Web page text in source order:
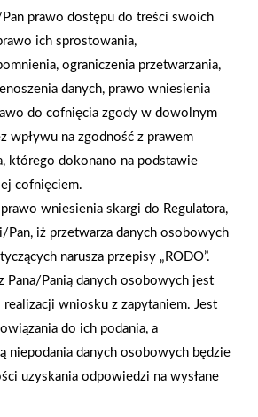
PSB
Zakupy w systemie
Pan prawo dostępu do treści swoich
ich sprostowania,
ograniczenia przetwarzania,
danych, prawo wniesienia
do cofnięcia zgody w dowolnym
wpływu na zgodność z prawem
którego dokonano na podstawie
cofnięciem.
wniesienia skargi do Regulatora,
Pan, iż przetwarza danych osobowych
narusza przepisy „RODO”.
Pana/Panią danych osobowych jest
realizacji wniosku z zapytaniem. Jest
do ich podania, a
niepodania danych osobowych będzie
uzyskania odpowiedzi na wysłane
cookies
wykorzystuje pliki cookies w celu
ruchu na stronie.